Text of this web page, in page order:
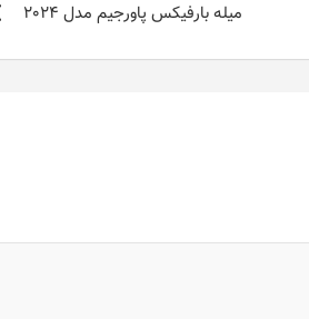
میله بارفیکس پاورجیم مدل 2024